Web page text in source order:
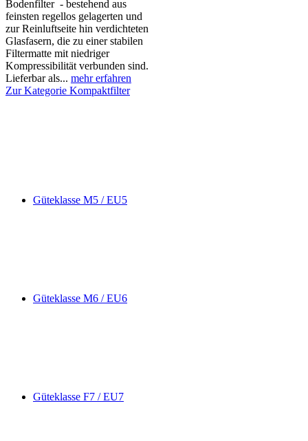
Bodenfilter - bestehend aus
feinsten regellos gelagerten und
zur Reinluftseite hin verdichteten
Glasfasern, die zu einer stabilen
Filtermatte mit niedriger
Kompressibilität verbunden sind.
Lieferbar als... mehr erfahren
Zur Kategorie Kompaktfilter
Güteklasse M5 / EU5
Güteklasse M6 / EU6
Güteklasse F7 / EU7